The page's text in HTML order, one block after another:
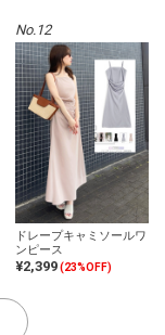
No.12
ドレープキャミソールワ
ンピース
¥2,399 (23%OFF)